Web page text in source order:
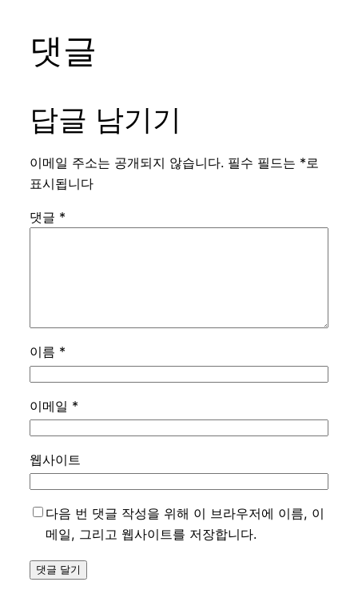
댓글
답글 남기기
이메일 주소는 공개되지 않습니다. 필수 필드는 *로
표시됩니다
댓글 *
이름 *
이메일 *
웹사이트
다음 번 댓글 작성을 위해 이 브라우저에 이름, 이
메일, 그리고 웹사이트를 저장합니다.